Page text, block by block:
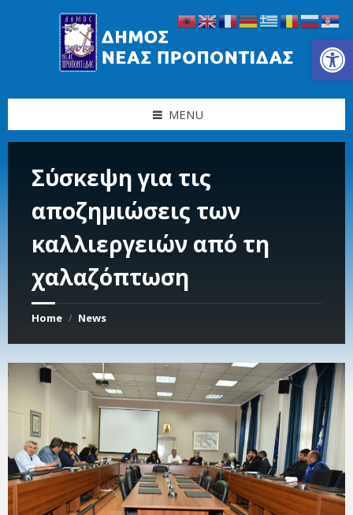
Ανοίξτε τη γραμμή εργαλείων
MENU
Σύσκεψη για τις
αποζημιώσεις των
καλλιεργειών από τη
χαλαζόπτωση
Home / News